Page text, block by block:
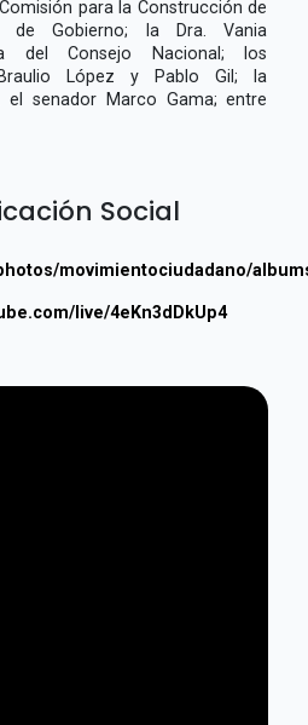
para la Construcción de
de Gobierno; la Dra. Vania
del Consejo Nacional; los
Braulio López y Pablo Gil; la
el senador Marco Gama; entre
Social
movimientociudadano/
live/4eKn3dDkUp4